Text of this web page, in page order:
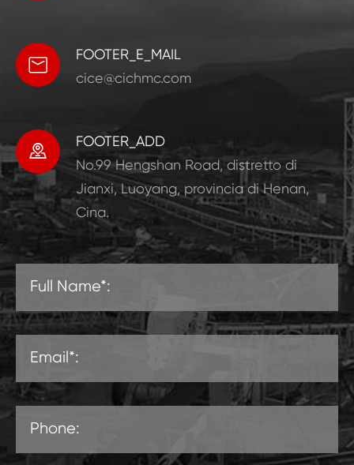

FOOTER_E_MAIL
cice@cichmc.com

FOOTER_ADD
No.99 Hengshan Road, distretto di
Jianxi, Luoyang, provincia di Henan,
Cina.